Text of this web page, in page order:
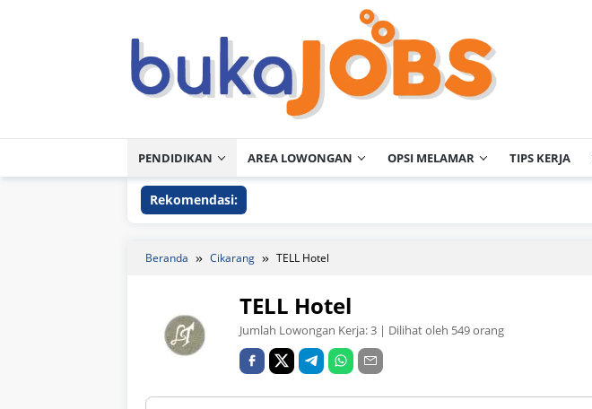
PENDIDIKAN AREA LOWONGAN OPSI MELAMAR TIPS KERJA
Rekomendasi:
Beranda Cikarang TELL Hotel
TELL Hotel
Jumlah Lowongan Kerja:3 | Dilihat oleh 549 orang